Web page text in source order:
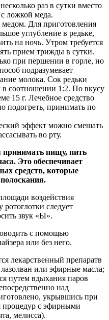
раз в сутки вместо
ложкой меда.
медом. Для приготовления
углубление в редьке,
на ночь. Утром требуется
прием трижды в сутки.
при першении в горле, но
подразумевает
молока. Сок редьки
в соотношении 1:2. По вкусу
15 г. Лечебное средство
подогреть, принимать по
эффект можно смешать
во рту.
принимать пищу, пить
Это обеспечивает
средств, которые
воздействия
ротоглотки следует
звук «Ы».
с помощью
или без него.
лекарственный препаратв
или эфирные масла;
путем вдыхания паров
над
укрывшись при
процедур с эфирными
мелисса).